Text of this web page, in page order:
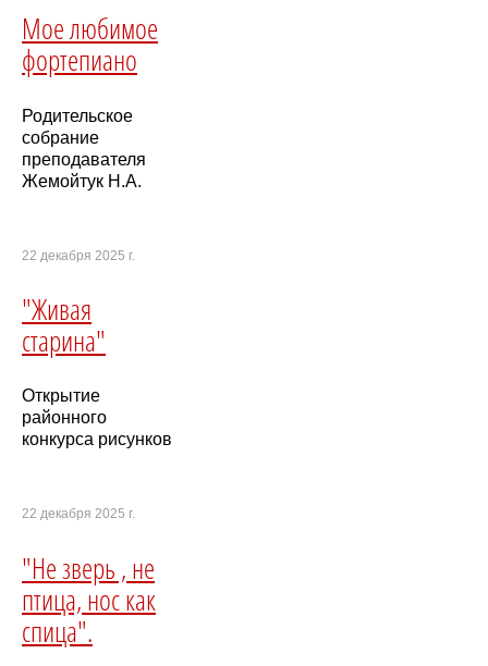
Мое любимое
фортепиано
Родительское
собрание
преподавателя
Жемойтук Н.А.
22 декабря 2025 г.
"Живая
старина"
Открытие
районного
конкурса рисунков
22 декабря 2025 г.
"Не зверь , не
птица, нос как
спица".